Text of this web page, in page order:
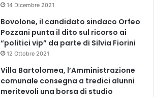
14 Dicembre 2021
Bovolone, il candidato sindaco Orfeo
Pozzani punta il dito sul ricorso ai
“politici vip” da parte di Silvia Fiorini
12 Ottobre 2021
Villa Bartolomea, l’Amministrazione
comunale consegna a tredici alunni
meritevoli una borsa di studio